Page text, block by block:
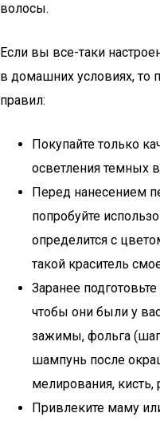
волосы.
Если вы все-таки
в домашних условиях, то
правил:
Покупайте только
осветления темных
Перед нанесением
попробуйте
определится с
такой краситель
Заранее
чтобы они были у
зажимы, фольга
шампунь после
мелирования, кисть,
Привлеките маму